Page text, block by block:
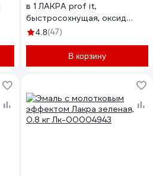
в 1 ЛАКРА prof it,
быстросохнущая, оксид
красный, ral 3009, 1.7 кг
4.8(47)
В корзину